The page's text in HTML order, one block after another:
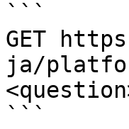
```
GET
ja/
```